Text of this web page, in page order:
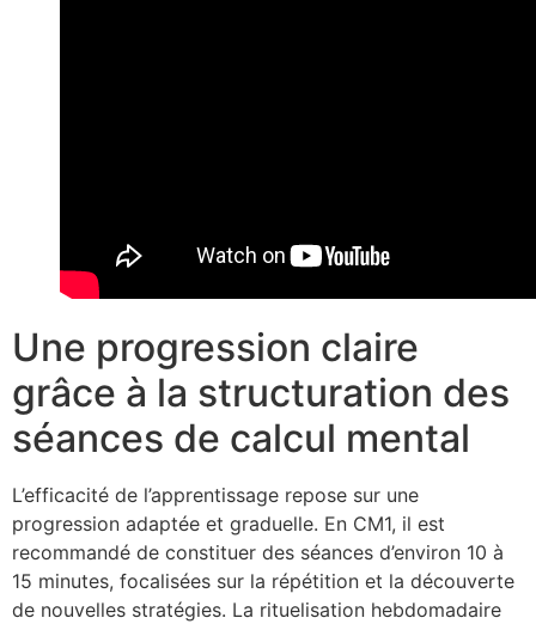
Une progression claire
grâce à la structuration des
séances de calcul mental
L’efficacité de l’apprentissage repose sur une
progression adaptée et graduelle. En CM1, il est
recommandé de constituer des séances d’environ 10 à
15 minutes, focalisées sur la répétition et la découverte
de nouvelles stratégies. La rituelisation hebdomadaire